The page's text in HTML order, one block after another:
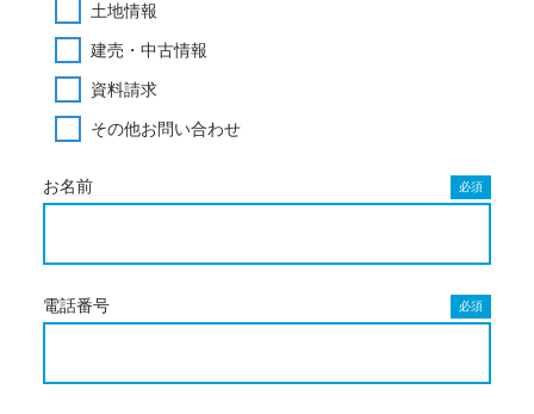
土地情報
建売・中古情報
資料請求
その他お問い合わせ
お名前 必須
電話番号 必須